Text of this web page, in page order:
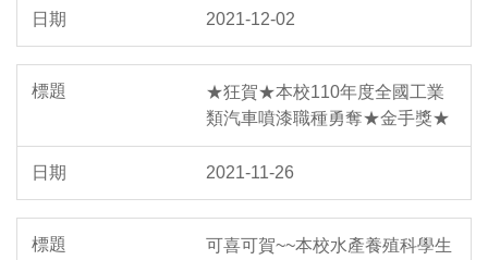
2021-12-02
★狂賀★本校110年度全國工業
類汽車噴漆職種勇奪★金手獎★
2021-11-26
可喜可賀~~本校水產養殖科學生